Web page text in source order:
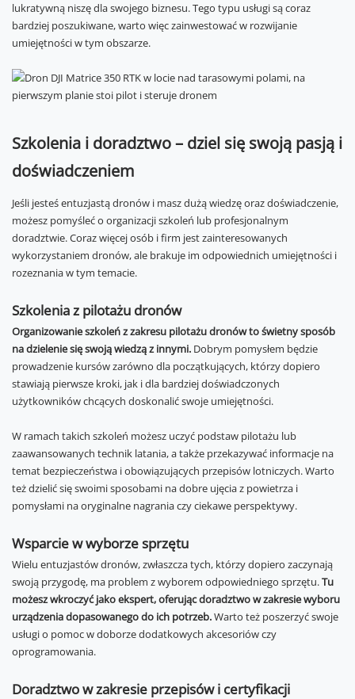
lukratywną niszę dla swojego biznesu. Tego typu usługi są coraz
bardziej poszukiwane, warto więc zainwestować w rozwijanie
umiejętności w tym obszarze.
Szkolenia i doradztwo – dziel się swoją pasją i
doświadczeniem
Jeśli jesteś entuzjastą dronów i masz dużą wiedzę oraz doświadczenie,
możesz pomyśleć o organizacji szkoleń lub profesjonalnym
doradztwie. Coraz więcej osób i firm jest zainteresowanych
wykorzystaniem dronów, ale brakuje im odpowiednich umiejętności i
rozeznania w tym temacie.
Szkolenia z pilotażu dronów
Organizowanie szkoleń z zakresu pilotażu dronów to świetny sposób
na dzielenie się swoją wiedzą z innymi. Dobrym pomysłem będzie
prowadzenie kursów zarówno dla początkujących, którzy dopiero
stawiają pierwsze kroki, jak i dla bardziej doświadczonych
użytkowników chcących doskonalić swoje umiejętności.
W ramach takich szkoleń możesz uczyć podstaw pilotażu lub
zaawansowanych technik latania, a także przekazywać informacje na
temat bezpieczeństwa i obowiązujących przepisów lotniczych. Warto
też dzielić się swoimi sposobami na dobre ujęcia z powietrza i
pomysłami na oryginalne nagrania czy ciekawe perspektywy.
Wsparcie w wyborze sprzętu
Wielu entuzjastów dronów, zwłaszcza tych, którzy dopiero zaczynają
swoją przygodę, ma problem z wyborem odpowiedniego sprzętu.Tu
możesz wkroczyć jako ekspert, oferując doradztwo w zakresie wyboru
urządzenia dopasowanego do ich potrzeb.Warto też poszerzyć swoje
usługi o pomoc w doborze dodatkowych akcesoriów czy
oprogramowania.
Doradztwo w zakresie przepisów i certyfikacji